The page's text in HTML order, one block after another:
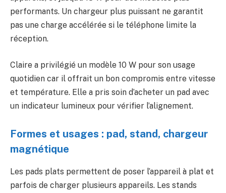
performants. Un chargeur plus puissant ne garantit
pas une charge accélérée si le téléphone limite la
réception.
Claire a privilégié un modèle 10 W pour son usage
quotidien car il offrait un bon compromis entre vitesse
et température. Elle a pris soin d’acheter un pad avec
un indicateur lumineux pour vérifier l’alignement.
Formes et usages : pad, stand, chargeur
magnétique
Les pads plats permettent de poser l’appareil à plat et
parfois de charger plusieurs appareils. Les stands